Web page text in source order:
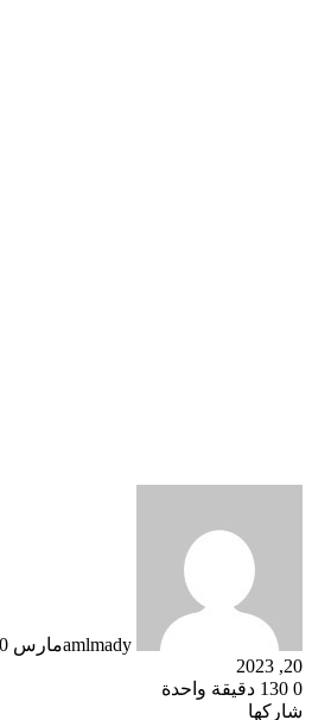
amlmadyمارس 20, 2023
20, 2023
0
دقيقة واحدة
شاركها